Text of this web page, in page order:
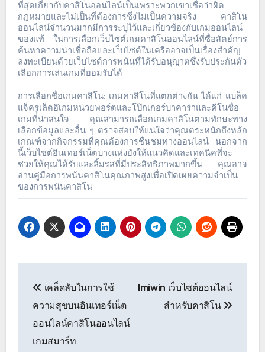
ที่สุดเกี่ยวกับคาสิโนออนไลน์เป็นเพราะพวกเขาเชื่อว่าผิด
กฎหมายและไม่เป็นที่ต้องการซึ่งไม่เป็นความจริง
คาสิโน
ออนไลน์จำนวนมากมีการระบุไว้และเกี่ยวข้องกับเกมออนไลน์
ของแท้
ในการเลือกเว็บไซต์เกมคาสิโนออนไลน์ที่ซื่อสัตย์การ
ค้นหาความน่าเชื่อถือและเว็บไซต์ในเครืออาจเป็นเรื่องสำคัญ
ลงทะเบียนด้วยเว็บไซต์การพนันที่ได้รับอนุญาตซึ่งรับประกันตัว
เลือกการเล่นเกมที่ยอมรับได้
การเลือกชื่อเกมคาสิโน: เกมคาสิโนที่แตกต่างกัน ได้แก่ แบล็ค
แจ็ครูเล็ตอึเกมหน่วยพอร์ตและโป๊กเกอร์บาคาร่าและคีโนชื่อ
เกมที่น่าสนใจ
คุณสามารถเลือกเกมคาสิโนตามทักษะทาง
เลือกข้อมูลและอื่น ๆ ตรวจสอบให้แน่ใจว่าคุณตระหนักถึงหลัก
เกณฑ์จากกิจกรรมที่คุณต้องการชื่นชมทางออนไลน์
นอกจาก
นี้เว็บไซต์อินเทอร์เน็ตบางแห่งยังให้แนวคิดและเทคนิคที่จะ
ช่วยให้คุณได้รับและลิ้มรสที่มีประสิทธิภาพมากขึ้น
คุณอาจ
อ่านคู่มือการพนันคาสิโนคุณภาพสูงเพื่อเปิดเผยความจำเป็น
ของการพนันคาสิโน
navigation
เคล็ดลับในการใช้
ความสุขบนอินเทอร์เน็ต
ออนไลน์คาสิโนออนไลน์
เกมสมาร์ท
Imiwin เว็บไซต์ออนไลน์
สำหรับคาสิโน